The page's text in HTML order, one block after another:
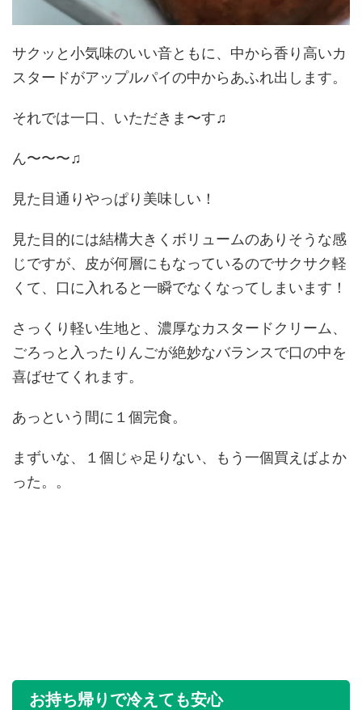
サクッと小気味のいい音ともに、中から香り高いカ
スタードがアップルパイの中からあふれ出します。
それでは一口、いただきま〜す♫
ん〜〜〜♫
見た目通りやっぱり美味しい！
見た目的には結構大きくボリュームのありそうな感
じですが、皮が何層にもなっているのでサクサク軽
くて、口に入れると一瞬でなくなってしまいます！
さっくり軽い生地と、濃厚なカスタードクリーム、
ごろっと入ったりんごが絶妙なバランスで口の中を
喜ばせてくれます。
あっという間に１個完食。
まずいな、１個じゃ足りない、もう一個買えばよか
った。。
お持ち帰りで冷えても安心